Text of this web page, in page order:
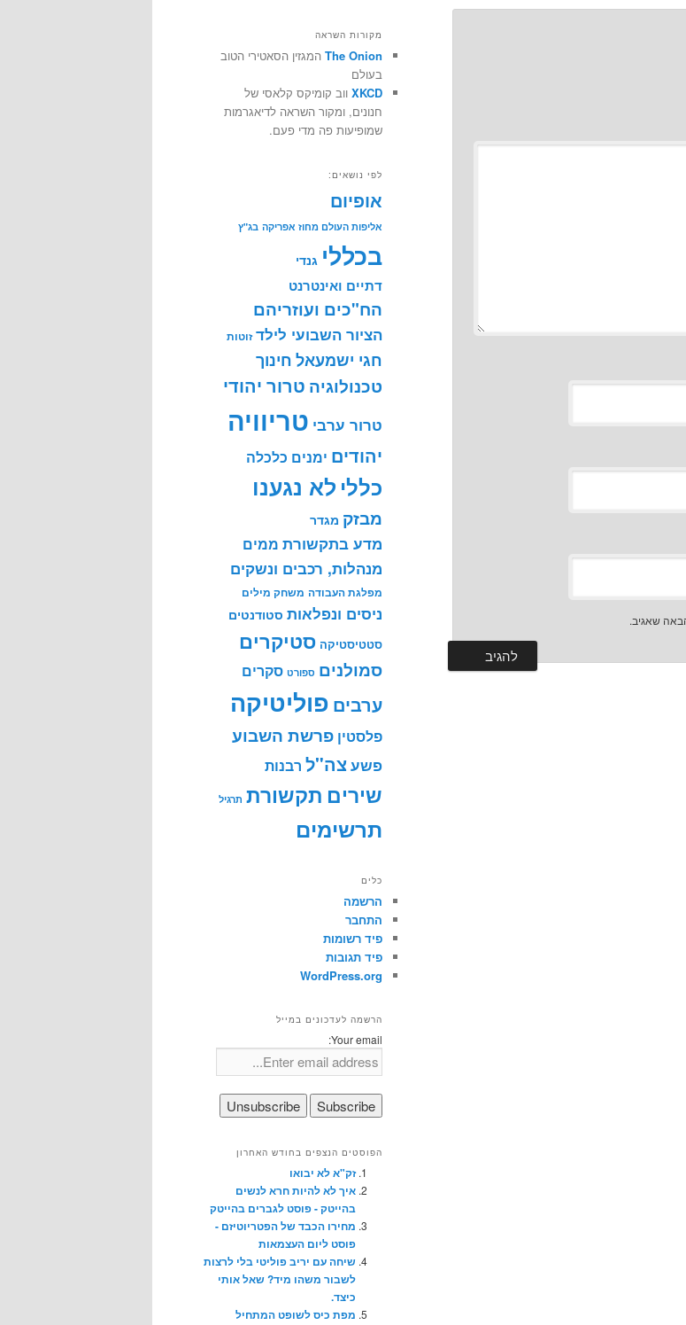
שאגיב.
מקורות השראה
The Onion המגזין הסאטירי הטוב
בעולם
XKCD ווב קומיקס קלאסי של
חנונים, ומקור השראה לדיאגרמות
שמופיעות פה מדי פעם.
לפי נושאים:
אופיום
אליפות העולם מחוז אפריקה בג"ץ
בכללי גנדי
דתיים ואינטרנט
הח"כים ועוזריהם
הציור השבועי לילד זוטות
חגי ישמעאל חינוך
טכנולוגיה טרור יהודי
טרור ערבי טריוויה
יהודים ימנים כלכלה
כללי לא נגענו
מבזק מגדר
מדע בתקשורת ממים
מנהלות, רכבים ונשקים
מפלגת העבודה משחק מילים
ניסים ונפלאות סטודנטים
סטטיסטיקה סטיקרים
סמולנים ספורט סקרים
ערבים פוליטיקה
פלסטין פרשת השבוע
פשעצה"ל רבנות
שירים תקשורת תרגיל
תרשימים
כלים
הרשמה
התחבר
פיד רשומות
פיד תגובות
WordPress.org
הרשמה לעדכונים במייל
Your email:
הפוסטים הנצפים בחודש האחרון
זק"א לא יבואו
איך לא להיות חרא לנשים
בהייטק - פוסט לגברים בהייטק
מחירו הכבד של הפטריוטיזם -
פוסט ליום העצמאות
שיחה עם יריב פוליטי בלי לרצות
לשבור משהו מיד? שאל אותי
כיצד.
מפת כיס לשופט המתחיל